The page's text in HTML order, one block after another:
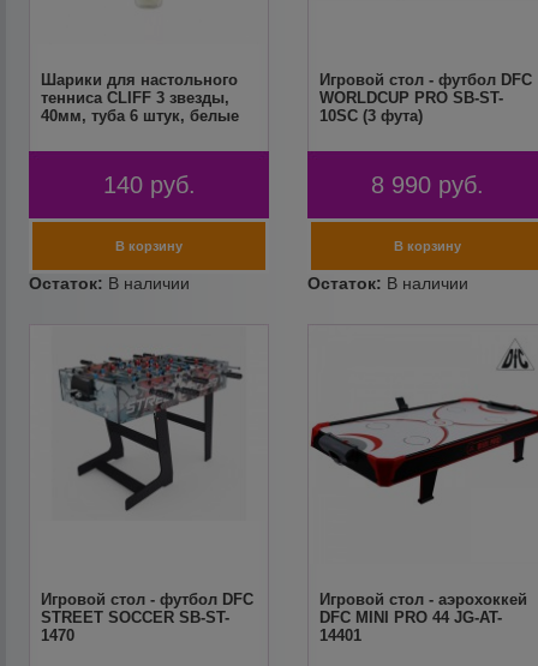
Шарики для настольного
тенниса CLIFF 3 звезды,
40мм, туба 6 штук, белые
140 руб.
Игровой стол - футбол DFC
WORLDCUP PRO SB-ST-
10SC (3 фута)
8 990 руб.
Игровой стол - футбол DFC
STREET SOCCER SB-ST-
1470
Игровой стол - аэрохоккей
DFC MINI PRO 44 JG-AT-
14401